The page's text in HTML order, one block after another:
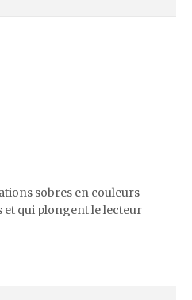
sobres en couleurs
et qui plongent le lecteur